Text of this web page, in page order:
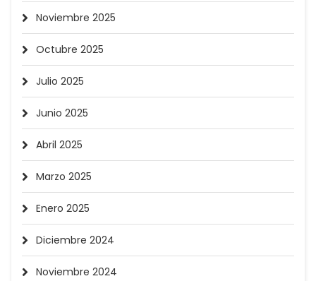
Noviembre 2025
Octubre 2025
Julio 2025
Junio 2025
Abril 2025
Marzo 2025
Enero 2025
Diciembre 2024
Noviembre 2024